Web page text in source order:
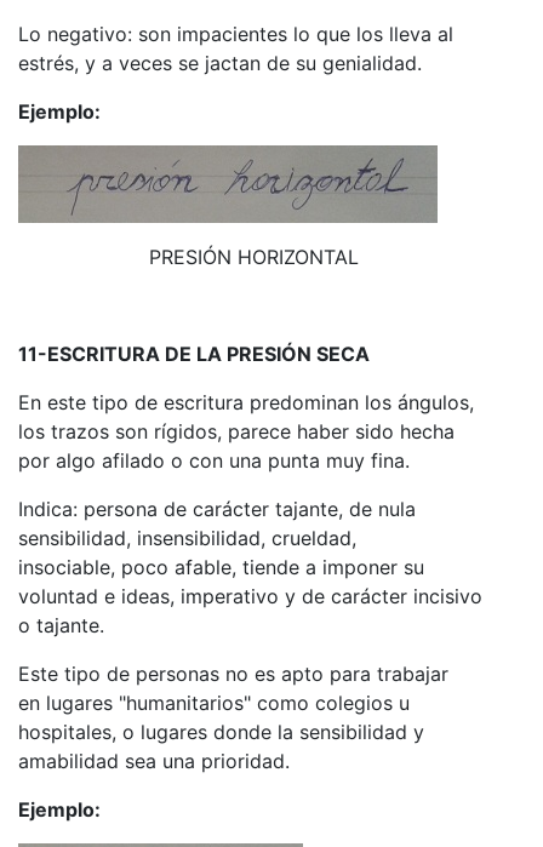
Lo negativo: son impacientes lo que los lleva al
estrés, y a veces se jactan de su genialidad.
Ejemplo:
PRESIÓN HORIZONTAL
11-ESCRITURA DE LA PRESIÓN SECA
En este tipo de escritura predominan los ángulos,
los trazos son rígidos, parece haber sido hecha
por algo afilado o con una punta muy fina.
Indica: persona de carácter tajante, de nula
sensibilidad, insensibilidad, crueldad,
insociable, poco afable, tiende a imponer su
voluntad e ideas, imperativo y de carácter incisivo
o tajante.
Este tipo de personas no es apto para trabajar
en lugares "humanitarios" como colegios u
hospitales, o lugares donde la sensibilidad y
amabilidad sea una prioridad.
Ejemplo: